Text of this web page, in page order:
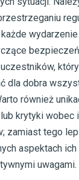
dla dobra
również
krytyki wobec
zamiast tego
aspektach
uwagami.